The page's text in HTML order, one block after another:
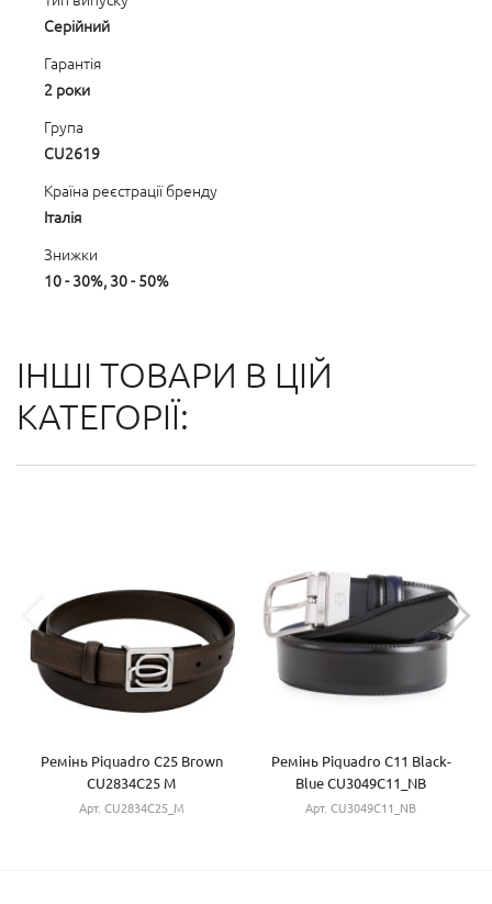
Серійний
Гарантія
2 роки
Група
CU2619
Країна реєстрації бренду
Італія
Знижки
10 - 30%, 30 - 50%
ІНШІ ТОВАРИ В ЦІЙ
КАТЕГОРІЇ:
Ремінь Piquadro C25 Brown
CU2834C25 M
Арт. CU2834C25_M
Ремінь Piquadro C11 Black-
Blue CU3049C11_NB
Арт. CU3049C11_NB